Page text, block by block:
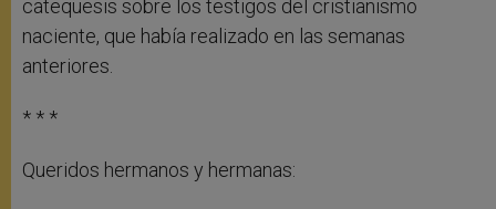
catequesis sobre los testigos del cristianismo
naciente, que había realizado en las semanas
anteriores.
* * *
Queridos hermanos y hermanas: